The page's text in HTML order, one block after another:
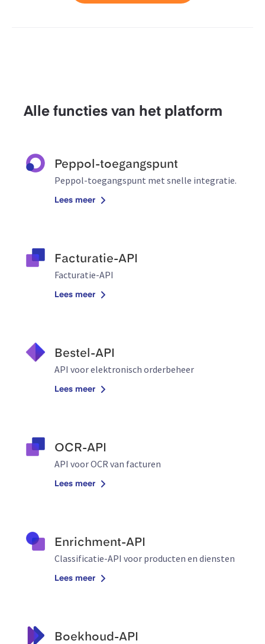
Alle functies van het platform
Peppol-toegangspunt
Peppol-toegangspunt met snelle integratie.
Lees meer
Facturatie-API
Facturatie-API
Lees meer
Bestel-API
API voor elektronisch orderbeheer
Lees meer
OCR-API
API voor OCR van facturen
Lees meer
Enrichment-API
Classificatie-API voor producten en diensten
Lees meer
Boekhoud-API